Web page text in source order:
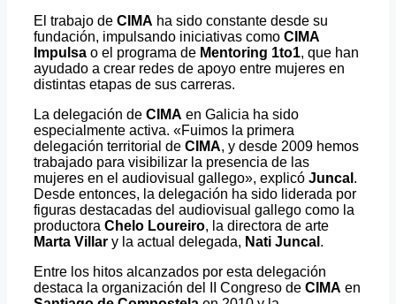
El trabajo de CIMA ha sido constante desde su
fundación, impulsando iniciativas como CIMA
Impulsa o el programa de Mentoring 1to1, que han
ayudado a crear redes de apoyo entre mujeres en
distintas etapas de sus carreras.
La delegación de CIMA en Galicia ha sido
especialmente activa. «Fuimos la primera
delegación territorial de CIMA, y desde 2009 hemos
trabajado para visibilizar la presencia de las
mujeres en el audiovisual gallego», explicó Juncal .
Desde entonces, la delegación ha sido liderada por
figuras destacadas del audiovisual gallego como la
productora Chelo Loureiro, la directora de arte
Marta Villar y la actual delegada, Nati Juncal .
Entre los hitos alcanzados por esta delegación
destaca la organización del II Congreso de CIMA en